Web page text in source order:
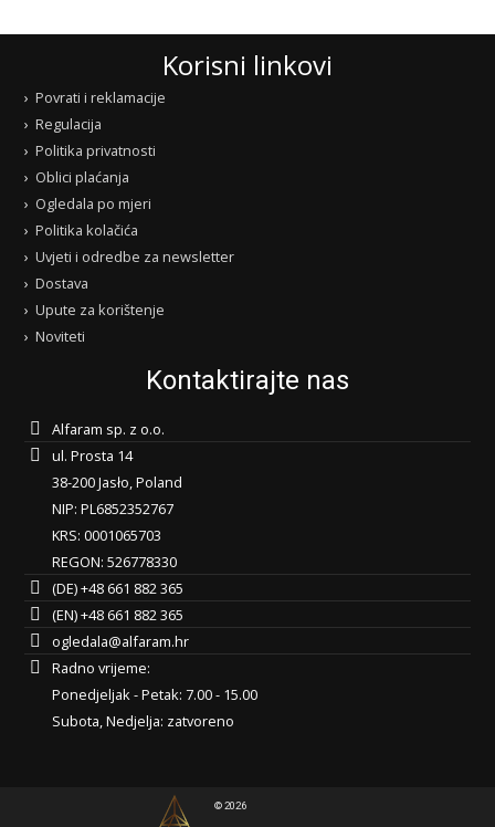
Korisni linkovi
Povrati i reklamacije
Regulacija
Politika privatnosti
Oblici plaćanja
Ogledala po mjeri
Politika kolačića
Uvjeti i odredbe za newsletter
Dostava
Upute za korištenje
Noviteti
Kontaktirajte nas
Alfaram sp. z o.o.
ul. Prosta 14
38-200 Jasło, Poland
NIP: PL6852352767
KRS: 0001065703
REGON: 526778330
(DE) +48 661 882 365
(EN) +48 661 882 365
ogledala@alfaram.hr
Radno vrijeme:
Ponedjeljak - Petak: 7.00 - 15.00
Subota, Nedjelja: zatvoreno
© 2026